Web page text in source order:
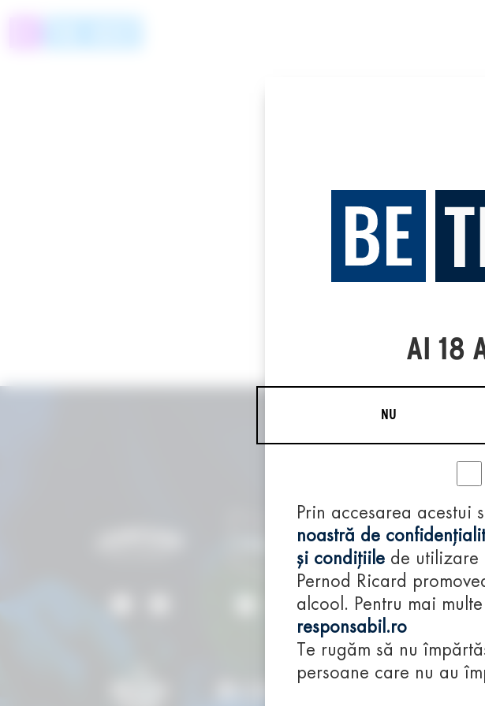
AI 18
NU
Prin accesarea acestui
noastră de
și condițiile de utilizare
Pernod Ricard
alcool. Pentru mai
responsabil.ro
Te rugăm să nu
persoane care nu au